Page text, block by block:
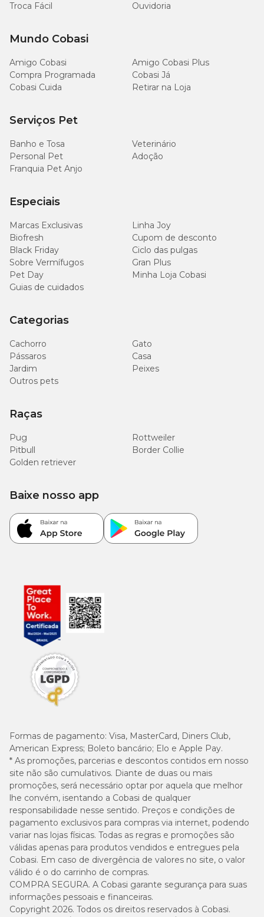
Troca Fácil
Ouvidoria
Mundo Cobasi
Amigo Cobasi
Amigo Cobasi Plus
Compra Programada
Cobasi Já
Cobasi Cuida
Retirar na Loja
Serviços Pet
Banho e Tosa
Veterinário
Personal Pet
Adoção
Franquia Pet Anjo
Especiais
Marcas Exclusivas
Linha Joy
Biofresh
Cupom de desconto
Black Friday
Ciclo das pulgas
Sobre Vermífugos
Gran Plus
Pet Day
Minha Loja Cobasi
Guias de cuidados
Categorias
Cachorro
Gato
Pássaros
Casa
Jardim
Peixes
Outros pets
Raças
Pug
Rottweiler
Pitbull
Border Collie
Golden retriever
Formas de pagamento: Visa, MasterCard, Diners Club,
American Express; Boleto bancário; Elo e Apple Pay.
* As promoções, parcerias e descontos contidos em nosso
site não são cumulativos. Diante de duas ou mais
promoções, será necessário optar por aquela que melhor
lhe convém, isentando a Cobasi de qualquer
responsabilidade nesse sentido. Preços e condições de
pagamento exclusivos para compras via internet, podendo
variar nas lojas físicas. Todas as regras e promoções são
válidas apenas para produtos vendidos e entregues pela
Cobasi. Em caso de divergência de valores no site, o valor
válido é o do carrinho de compras.
COMPRA SEGURA. A Cobasi garante segurança para suas
informações pessoais e financeiras.
Copyright 2026. Todos os direitos reservados à Cobasi.
Baixe nosso app